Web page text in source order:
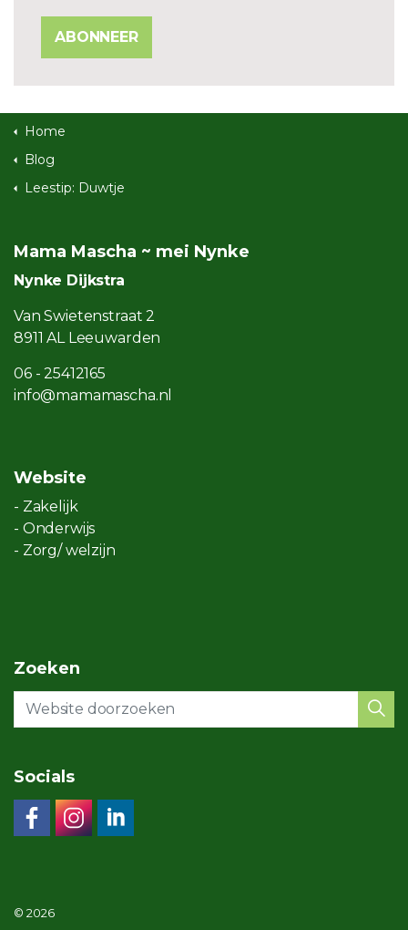
ABONNEER
Home
Blog
Leestip: Duwtje
Mama Mascha ~ mei Nynke
Nynke Dijkstra
Van Swietenstraat 2
8911 AL Leeuwarden
06 - 25412165
info@mamamascha.nl
Website
- Zakelijk
- Onderwijs
- Zorg/ welzijn
Zoeken
Socials
© 2026